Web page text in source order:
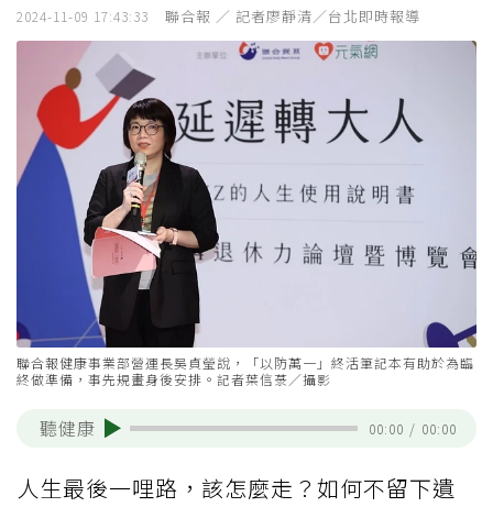
2024-11-09 17:43:33 聯合報 ／ 記者廖靜清／台北即時報導
聯合報健康事業部營運長吳貞瑩說，「以防萬一」終活筆記本有助於為臨
終做準備，事先規畫身後安排。記者葉信菉／攝影
聽健康 00:00 / 00:00
人生最後一哩路，該怎麼走？如何不留下遺